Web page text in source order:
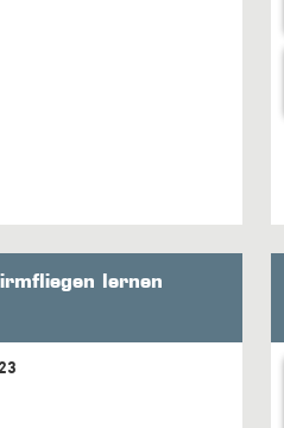
lernen